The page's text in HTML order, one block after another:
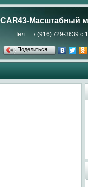
CAR43-Масштабный
Тел.: +7 (916) 729-3639 с
Поделиться…